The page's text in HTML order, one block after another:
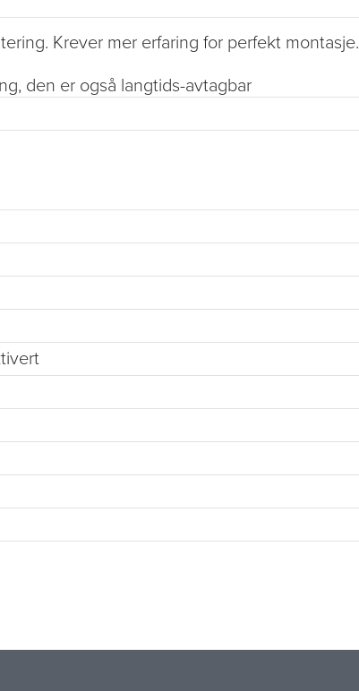
Krever mer erfaring for perfekt montasje.
den er også langtids-avtagbar